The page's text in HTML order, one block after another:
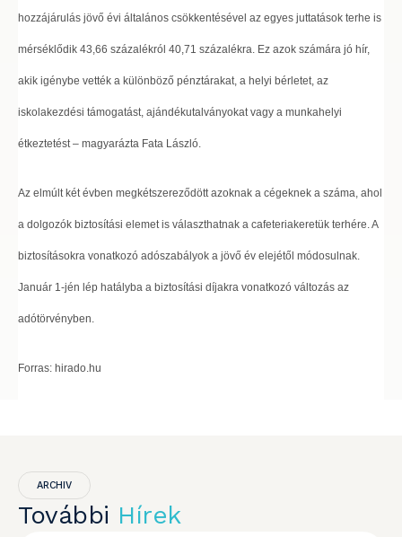
hozzájárulás jövő évi általános csökkentésével az egyes juttatások terhe is
mérséklődik 43,66 százalékról 40,71 százalékra. Ez azok számára jó hír,
akik igénybe vették a különböző pénztárakat, a helyi bérletet, az
iskolakezdési támogatást, ajándékutalványokat vagy a munkahelyi
étkeztetést – magyarázta Fata László.
Az elmúlt két évben megkétszereződött azoknak a cégeknek a száma, ahol
a dolgozók biztosítási elemet is választhatnak a cafeteriakeretük terhére. A
biztosításokra vonatkozó adószabályok a jövő év elejétől módosulnak.
Január 1-jén lép hatályba a biztosítási díjakra vonatkozó változás az
adótörvényben.
Forras: hirado.hu
ARCHIV
További Hírek